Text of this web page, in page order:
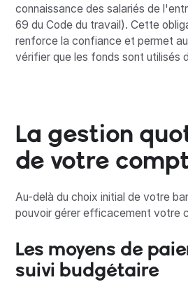
connaissance des salariés de
69 du Code du travail). Cette
renforce la confiance et permet
vérifier que les fonds sont utilisés
La gestion
de votre
Au-delà du choix initial de votre
pouvoir gérer efficacement votre
Les moyens de
suivi budgétaire